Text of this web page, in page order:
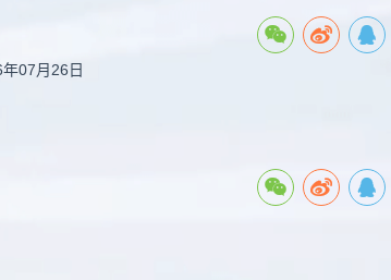
07月26日